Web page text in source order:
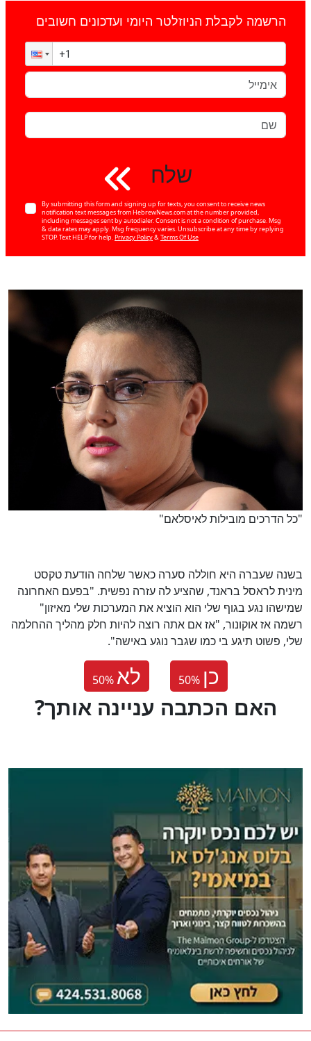
הרשמה לקבלת הניוזלטר היומי ועדכונים חשובים
שלח
By submitting this form and signing up for texts, you consent to receive news
notification text messages from HebrewNews.com at the number provided,
including messages sent by autodialer. Consent is not a condition of purchase. Msg
& data rates may apply. Msg frequency varies. Unsubscribe at any time by replying
STOP. Text HELP for help.Privacy Policy&Terms Of Use
"כל הדרכים מובילות לאיסלאם"
בשנה שעברה היא חוללה סערה כאשר שלחה הודעת טקסט
מינית לראסל בראנד, שהציע לה עזרה נפשית. "בפעם האחרונה
שמישהו נגע בגוף שלי הוא הוציא את המערכות שלי מאיזון"
רשמה אז אוקונור, "אז אם אתה רוצה להיות חלק מהליך ההחלמה
שלי, פשוט תיגע בי כמו שגבר נוגע באישה".
50% לא 50% כן
?האם הכתבה עניינה אותך